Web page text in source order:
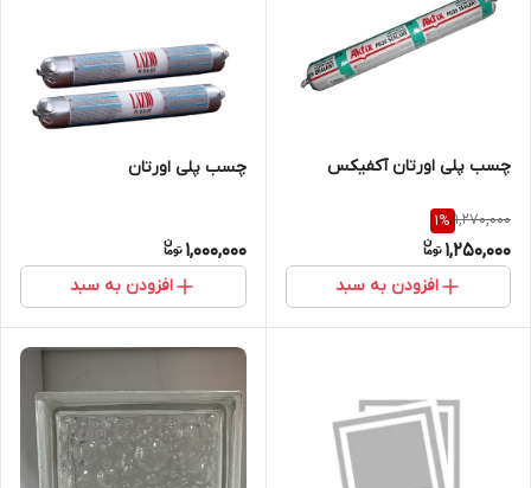
چسب پلی اورتان آکفیکس
1,270,000
1%
1,250,000
افزودن به سبد
چسب پلی اورتان
1,000,000
افزودن به سبد